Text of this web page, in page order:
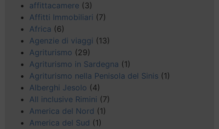
affittacamere (3)
Affitti Immobiliari (7)
Africa (6)
Agenzie di viaggi (13)
Agriturismo (29)
Agriturismo in Sardegna (1)
Agriturismo nella Penisola del Sinis (1)
Alberghi Jesolo (4)
All inclusive Rimini (7)
America del Nord (1)
America del Sud (1)